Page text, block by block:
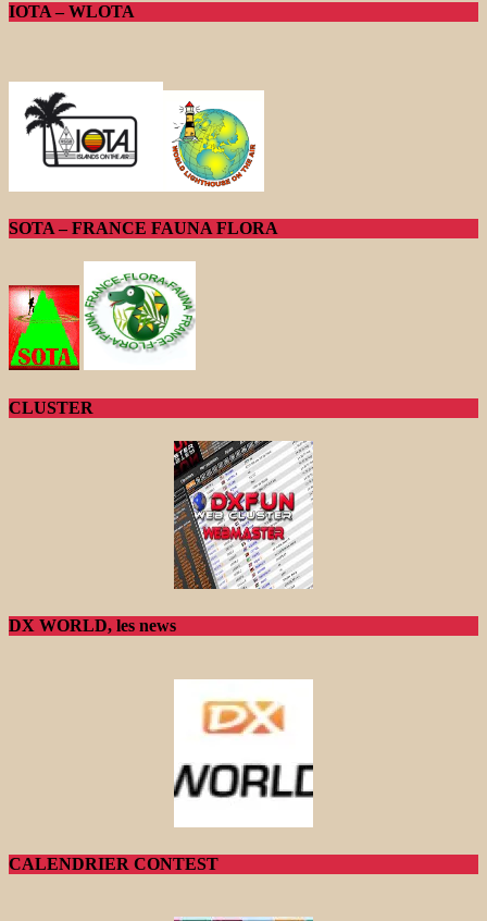
IOTA – WLOTA
SOTA – FRANCE FAUNA FLORA
CLUSTER
DX WORLD, les news
CALENDRIER CONTEST